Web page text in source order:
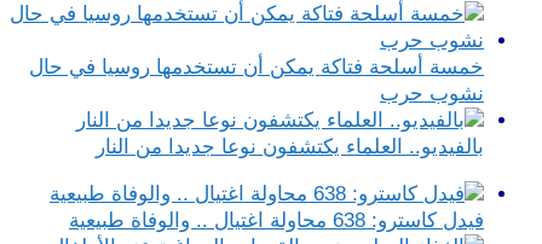
خمسة أسلحة فتاكة يمكن أن تستخدمها روسيا في حال
نشوب حرب
بالفيديو.. العلماء يكتشفون نوعا جديدا من النار
فيدل كاسترو: 638 محاولة اغتيال .. والوفاة طبيعية